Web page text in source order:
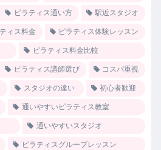
ピラティス通い方 駅近スタジオ
ィス料金 ピラティス体験レッスン
ピラティス料金比較
ピラティス講師選び コスパ重視
スタジオの違い 初心者歓迎
通いやすいピラティス教室
通いやすいスタジオ
ピラティスグループレッスン